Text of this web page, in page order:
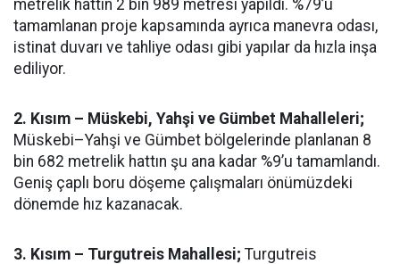
metrelik hattın 2 bin 989 metresi yapıldı. %79’u
tamamlanan proje kapsamında ayrıca manevra odası,
istinat duvarı ve tahliye odası gibi yapılar da hızla inşa
ediliyor.
2. Kısım – Müskebi, Yahşi ve Gümbet Mahalleleri;
Müskebi–Yahşi ve Gümbet bölgelerinde planlanan 8
bin 682 metrelik hattın şu ana kadar %9’u tamamlandı.
Geniş çaplı boru döşeme çalışmaları önümüzdeki
dönemde hız kazanacak.
3. Kısım – Turgutreis Mahallesi; Turgutreis